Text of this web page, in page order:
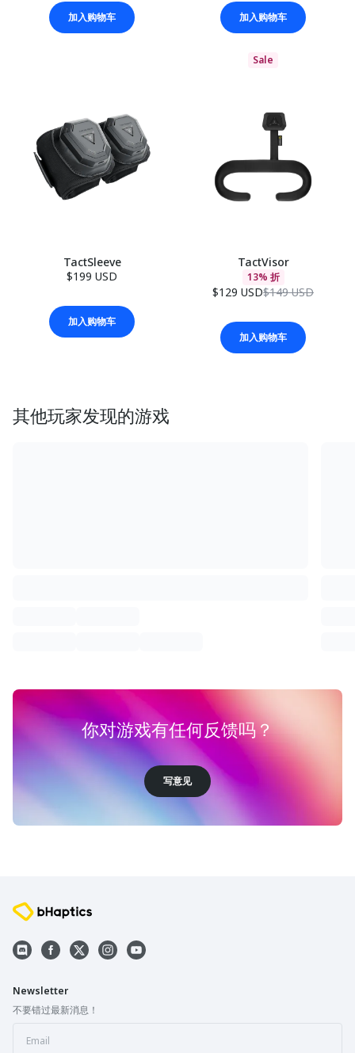
加入购物车 加入购物车
TactSleeve
$199 USD
加入购物车
Sale
TactVisor
13% 折
$129 USD$149 USD
加入购物车
其他玩家发现的游戏
你对游戏有任何反馈吗？
写意见
Newsletter
不要错过最新消息！